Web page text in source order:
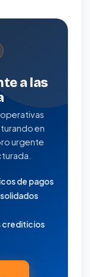
a las
en
urgente
de pagos
crediticios